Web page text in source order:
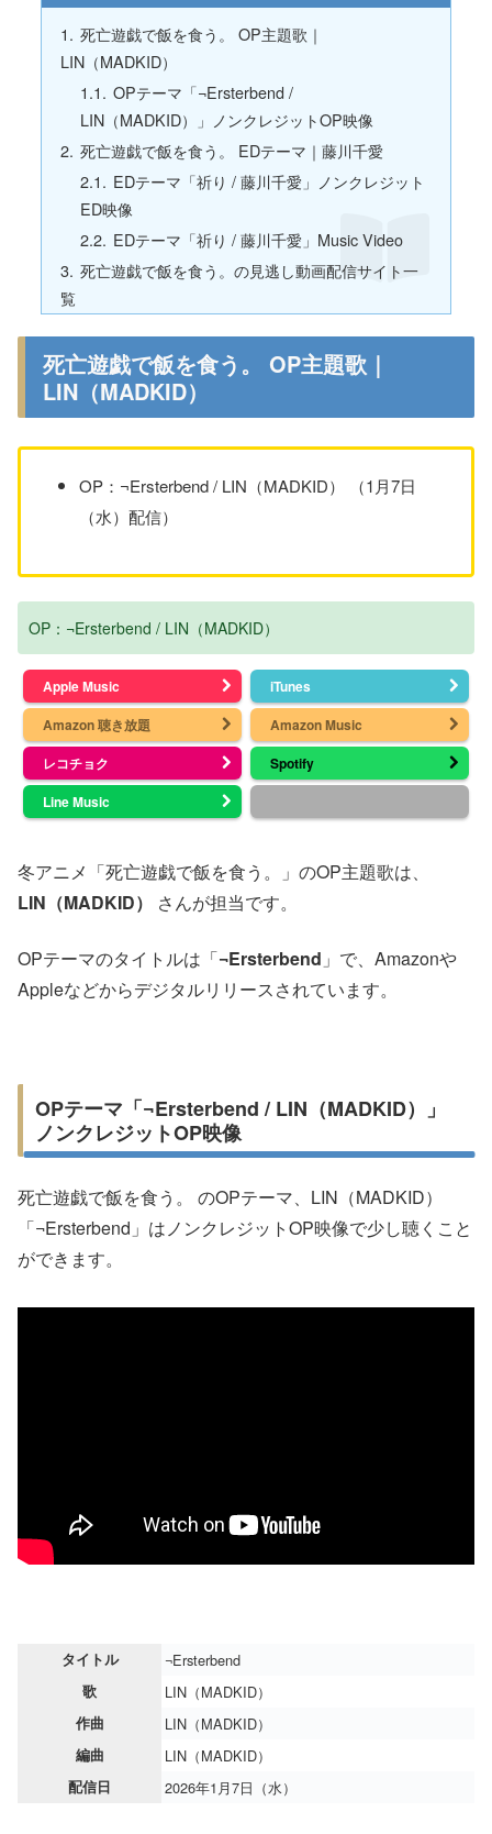
死亡遊戯で飯を食う。 OP主題歌｜
LIN（MADKID）
OPテーマ「¬Ersterbend /
LIN（MADKID）」ノンクレジットOP映像
死亡遊戯で飯を食う。 EDテーマ｜藤川千愛
EDテーマ「祈り / 藤川千愛」ノンクレジット
ED映像
EDテーマ「祈り / 藤川千愛」Music Video
死亡遊戯で飯を食う。の見逃し動画配信サイト一
覧
死亡遊戯で飯を食う。 OP主題歌｜
LIN（MADKID）
OP：¬Ersterbend / LIN（MADKID） （1月7日
（水）配信）
OP：¬Ersterbend / LIN（MADKID）
Apple Music
iTunes
Amazon 聴き放題
Amazon Music
レコチョク
Spotify
Line Music
冬アニメ「死亡遊戯で飯を食う。」のOP主題歌は、
LIN（MADKID）
さんが担当です。
OPテーマのタイトルは「¬Ersterbend 」で、Amazonや
Appleなどからデジタルリリースされています。
OPテーマ「¬Ersterbend / LIN（MADKID）」
ノンクレジットOP映像
死亡遊戯で飯を食う。 のOPテーマ、LIN（MADKID）
「¬Ersterbend」はノンクレジットOP映像で少し聴くこと
ができます。
タイトル ¬Ersterbend
歌 LIN（MADKID）
作曲 LIN（MADKID）
編曲 LIN（MADKID）
配信日 2026年1月7日（水）